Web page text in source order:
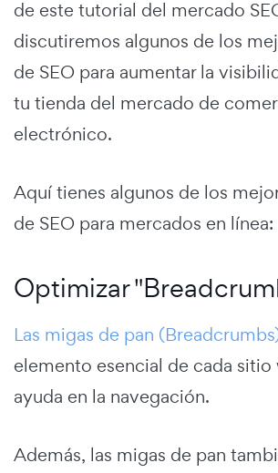
de este tutorial del mercado
discutiremos algunos de los
de SEO para aumentar la
tu tienda del mercado de
electrónico.
Aquí tienes algunos de los
de SEO para mercados en línea:
Optimizar
Las migas de pan
elemento esencial de cada sitio
ayuda en la navegación.
Además, las migas de pan